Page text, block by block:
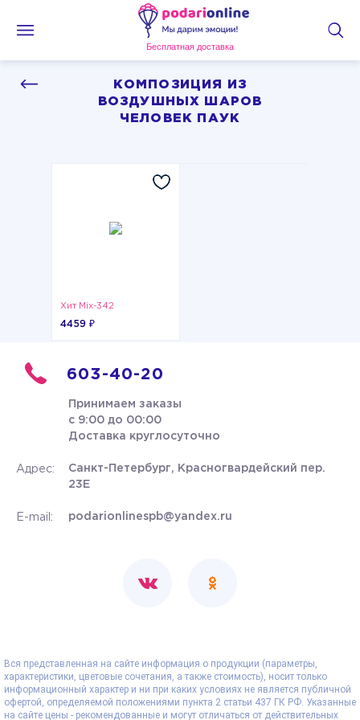
Бесплатная доставка
КОМПОЗИЦИЯ ИЗ
ВОЗДУШНЫХ ШАРОВ
ЧЕЛОВЕК ПАУК
Хит Mix-342
4459 ₽
603-40-20
Принимаем заказы
с 9:00 до 00:00
Доставка круглосуточно
Адрес:
Санкт-Петербург, Красногвардейский пер.
23Е
E-mail: podarionlinespb@yandex.ru
Вся представленная на сайте информация о продукции (параметры,
характеристики, цветовые сочетания, а также стоимость), носит только
информационный характер и ни при каких условиях не является публичной
офертой, определяемой положениями пункта 2 статьи 437 ГК РФ. Указанные
на сайте цены - рекомендованные и могут отличаться от действительных